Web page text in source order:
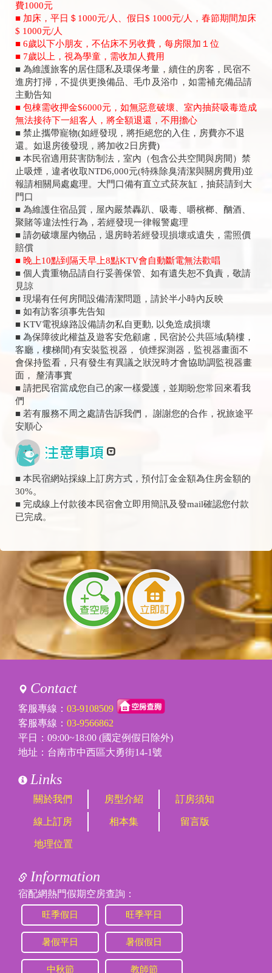
費1000元
■ 加床，平日＄1000元/人、假日$ 1000元/人，春節期間加床
$ 1000元/人
■ 6歲以下小朋友，不佔床不另收費，每房限加１位
■ 7歲以上，視為學童，需收加人費用
■ 為維護旅客的居住隱私及環保考量，續住的房客，民宿不
進房打掃，不提供更換備品、毛巾及浴巾，如需補充備品請
主動告知
■ 包棟需收押金$6000元，如無惡意破壞、室內抽菸吸毒造成
無法接待下一組客人，將全額退還，不用擔心
■ 禁止攜帶寵物(如經發現，將拒絕您的入住，房費亦不退
還。如退房後發現，將加收2日房費)
■ 本民宿適用菸害防制法，室內（包含公共空間與房間）禁
止吸煙，違者收取NTD6,000元(特殊除臭清潔與關房費用)並
報請相關局處處理。大門口備有直立式菸灰缸，抽菸請到大
門口
■ 為維護住宿品質，屋內嚴禁轟趴、吸毒、嚼檳榔、酗酒、
聚賭等違法性行為，若經發現一律報警處理
■ 請勿破壞屋內物品，退房時若經發現損壞或遺失，需照價
賠償
■ 晚上10點到隔天早上8點KTV會自動斷電無法歡唱
■ 個人貴重物品請自行妥善保管、如有遺失恕不負責，敬請
見諒
■ 現場有任何房間設備清潔問題，請於半小時內反映
■ 如有訪客須事先告知
■ KTV電視線路設備請勿私自更動, 以免造成損壞
■ 為保障彼此權益及遊客安危顧慮，民宿於公共區域(騎樓，
客廳，樓梯間)有安裝監視器， 偵煙探測器，監視器畫面不
會保持監看，只有發生有異議之狀況時才會協助調監視器畫
面， 釐清事實
■ 請把民宿當成您自己的家一樣愛護，並期盼您常回來看我
們
■ 若有服務不周之處請告訴我們， 謝謝您的合作，祝旅途平
安順心
■ 本民宿網站採線上訂房方式，預付訂金金額為住房金額的
30%。
■ 完成線上付款後本民宿會立即用簡訊及發mail確認您付款
已完成。
Contact
客服專線： 03-9108509
客服專線： 03-9566862
平日：09:00~18:00 (國定例假日除外)
地址：台南市中西區大勇街14-1號
Links
關於我們 房型介紹 訂房須知
線上訂房 相本集 留言版
地理位置
Information
宿配網熱門假期空房查詢：
旺季假日 旺季平日
暑假平日 暑假假日
中秋節 教師節